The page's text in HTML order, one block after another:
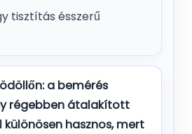
tisztítás ésszerű
a bemérés
régebben átalakított
hasznos, mert